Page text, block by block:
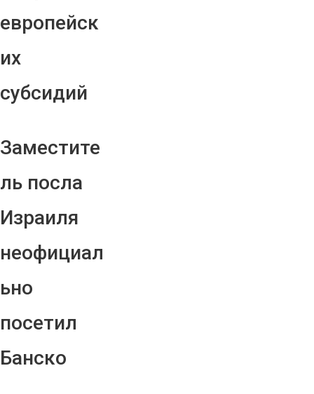
европейск
их
субсидий
Заместите
ль посла
Израиля
неофициал
ьно
посетил
Банско